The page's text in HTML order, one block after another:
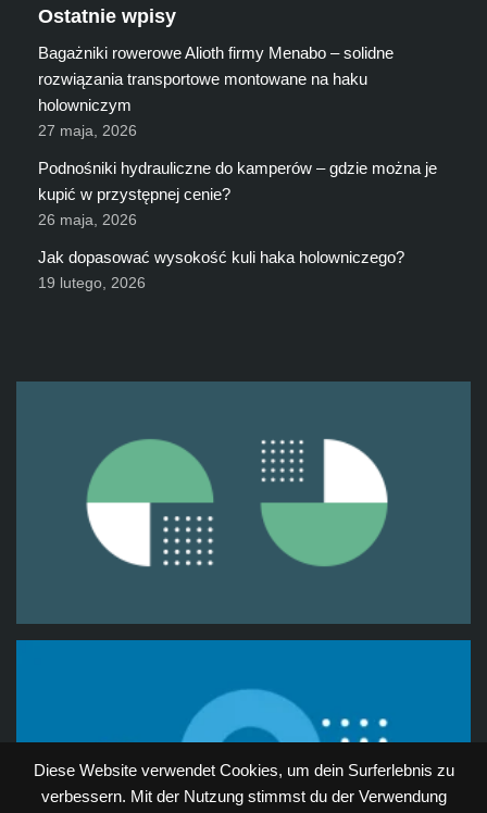
Diese Website verwendet Cookies, um dein Surferlebnis zu
verbessern. Mit der Nutzung stimmst du der Verwendung
Ostatnie wpisy
Bagażniki rowerowe Alioth firmy Menabo – solidne
rozwiązania transportowe montowane na haku
holowniczym
27 maja, 2026
Podnośniki hydrauliczne do kamperów – gdzie można je
kupić w przystępnej cenie?
26 maja, 2026
Jak dopasować wysokość kuli haka holowniczego?
19 lutego, 2026